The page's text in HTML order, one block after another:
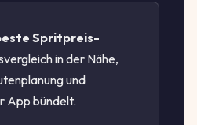
Spritpreis-
in der Nähe,
und
App bündelt.